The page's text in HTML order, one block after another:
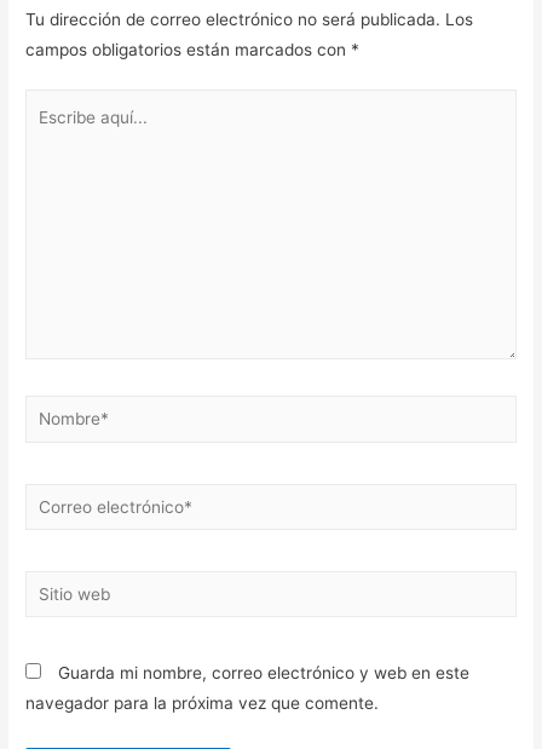
Tu dirección de correo electrónico no será publicada. Los
campos obligatorios están marcados con *
Nombre*
Correo
Sitio
Guarda mi nombre, correo electrónico y web en este
navegador para la próxima vez que comente.